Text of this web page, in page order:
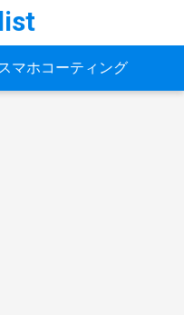
スマホコーティング